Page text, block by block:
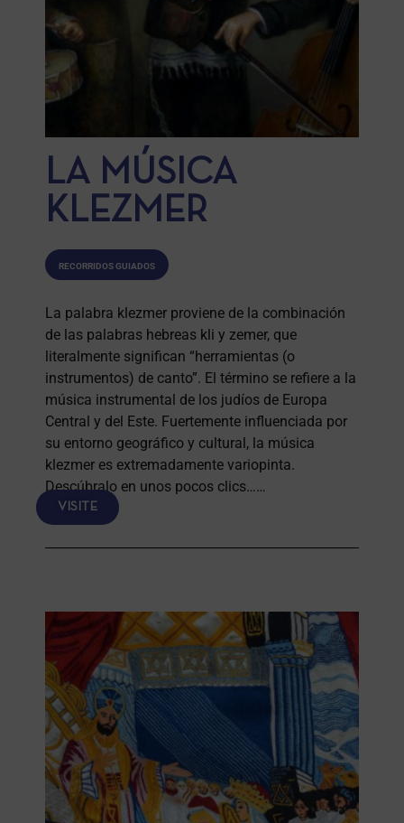
LA MÚSICA
KLEZMER
RECORRIDOS GUIADOS
La palabra klezmer proviene de la combinación
de las palabras hebreas kli y zemer, que
literalmente significan “herramientas (o
instrumentos) de canto”. El término se refiere a la
música instrumental de los judíos de Europa
Central y del Este. Fuertemente influenciada por
su entorno geográfico y cultural, la música
klezmer es extremadamente variopinta.
Descúbralo en unos pocos clics……
VISITE